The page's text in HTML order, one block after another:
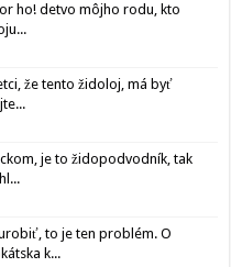
ho! detvo môjho rodu, kto
že tento židoloj, má byť
je to židopodvodník, tak
to je ten problém. O
k...